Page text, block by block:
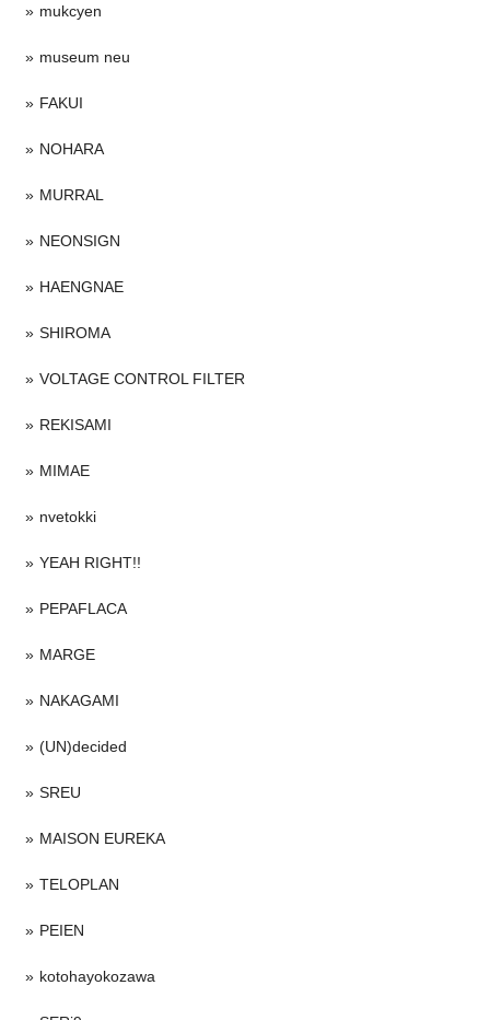
mukcyen
museum neu
FAKUI
NOHARA
MURRAL
NEONSIGN
HAENGNAE
SHIROMA
VOLTAGE CONTROL FILTER
REKISAMI
MIMAE
nvetokki
YEAH RIGHT!!
PEPAFLACA
MARGE
NAKAGAMI
(UN)decided
SREU
MAISON EUREKA
TELOPLAN
PEIEN
kotohayokozawa